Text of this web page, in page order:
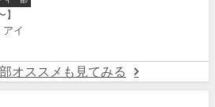
】
アイ
オススメも見てみる